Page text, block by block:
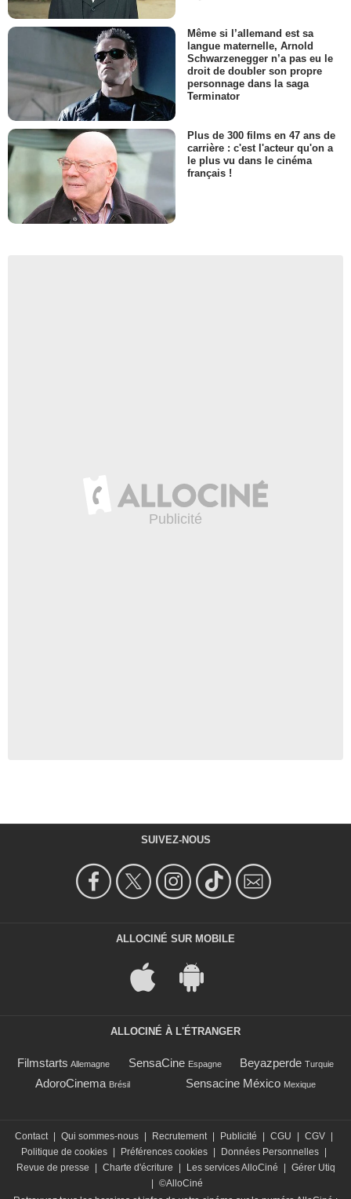
Même si l’allemand est sa
langue maternelle, Arnold
Schwarzenegger n’a pas eu le
droit de doubler son propre
personnage dans la saga
Terminator
Plus de 300 films en 47 ans de
carrière : c'est l'acteur qu'on a
le plus vu dans le cinéma
français !
SUIVEZ-NOUS
ALLOCINÉ SUR MOBILE
ALLOCINÉ À L'ÉTRANGER
Filmstarts Allemagne SensaCine Espagne Beyazperde Turquie
AdoroCinema Brésil Sensacine México Mexique
Contact | Qui sommes-nous | Recrutement | Publicité | CGU | CGV |
Politique de cookies | Préférences cookies | Données Personnelles |
Revue de presse
| Charte d'écriture | Les services AlloCiné | Gérer Utiq
| ©AlloCiné